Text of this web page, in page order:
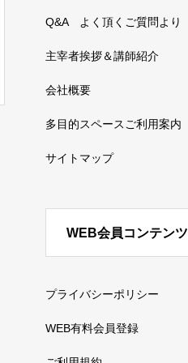
Q&A よく頂くご質問より
主宰者挨拶＆講師紹介
会社概要
多目的スペースご利用案内
サイトマップ
WEB会員コンテンツ
プライバシーポリシー
WEB有料会員登録